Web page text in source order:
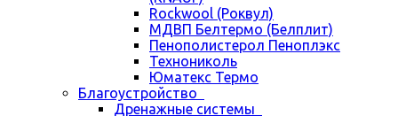
Rockwool (Роквул)
МДВП Белтермо (Белплит)
Пенополистерол Пеноплэкс
Технониколь
Юматекс Термо
Благоустройство
Дренажные системы